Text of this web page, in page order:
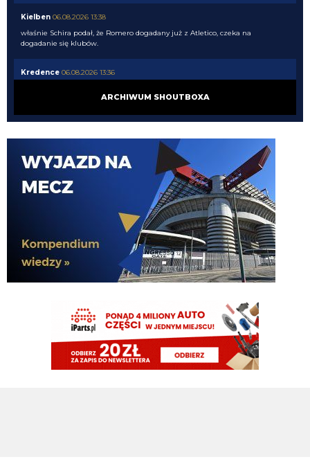
Kielben 06.08.2026 13:38
właśnie Schira podał, że Romero dogadany już z Atletico, czeka na
dogadanie się klubów.
Kredence 06.08.2026 13:36
Kielben 06.08.2026 13:34
Kredence 06.08.2026 13:32
No, specjalnie to robią
Oczywiście, że sie dogada. Romero z Atletico jest łączony conajmniej od 2024
roku. Trenerem jest jego rodak Argentyńczyk. Piłkarz tego kierunku na
pewno nie odrzuci
06.08.2026 13:32
No to już w ogóle będzie hit
ARCHIWUM SHOUTBOXA